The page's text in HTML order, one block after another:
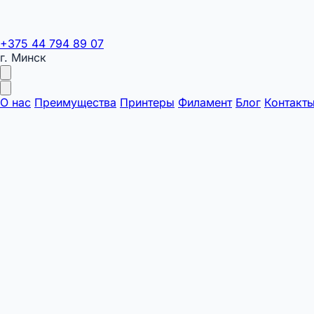
+375 44 794 89 07
г. Минск
О нас Преимущества Принтеры Филамент Блог